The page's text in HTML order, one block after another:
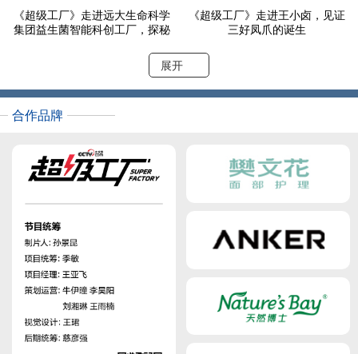
《超级工厂》走进远大生命科学
集团益生菌智能科创工厂，探秘
《超级工厂》走进王小卤，见证
三好凤爪的诞生
展开
合作品牌